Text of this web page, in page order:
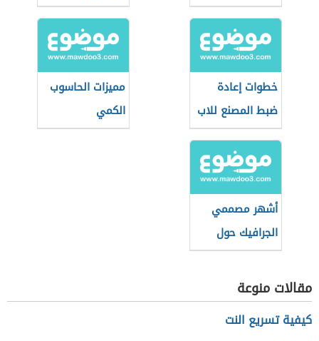
خطوات إعادة
ضبط المصنع للاب
توب Lenovo
مميزات الحاسوب
الكمي
أشهر مصممي
الجرافيك حول
العالم
مقالات منوعة
كيفية تسريع النت